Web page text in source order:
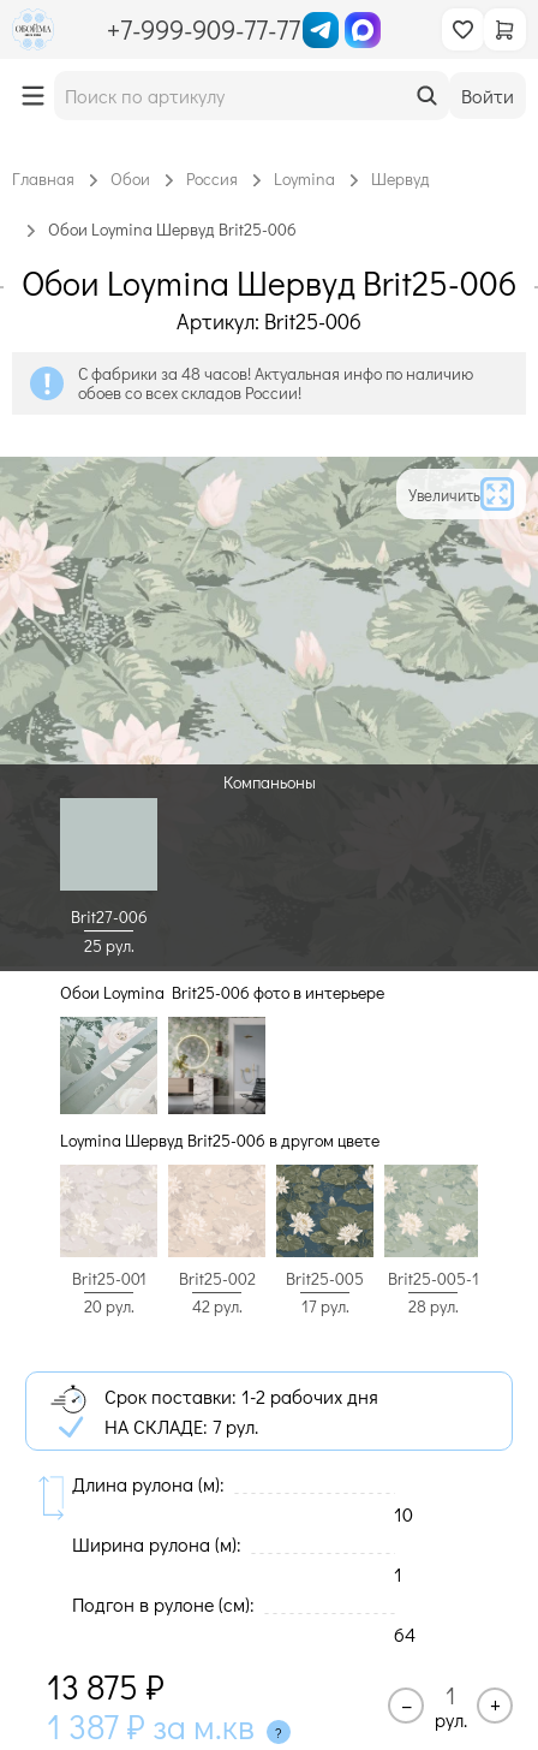
+7-999-909-77-77
Войти
Главная Обои Россия Loymina Шервуд
Обои Loymina Шервуд Brit25-006
Обои Loymina Шервуд Brit25-006
Артикул: Brit25-006
С фабрики за 48 часов! Актуальная инфо по наличию
обоев со всех складов России!
Увеличить
Компаньоны
Brit27-006
25 рул.
Обои Loymina Brit25-006 фото в интерьере
Loymina Шервуд Brit25-006 в другом цвете
Brit25-001
20 рул.
Brit25-002
42 рул.
Brit25-005
17 рул.
Brit25-005-1
28 рул.
Срок поставки: 1-2 рабочих дня
НА СКЛАДЕ: 7 рул.
Длина рулона (м):
10
Ширина рулона (м):
1
Подгон в рулоне (cм):
64
13 875 ₽
1 387₽ за м.кв –
рул.
+